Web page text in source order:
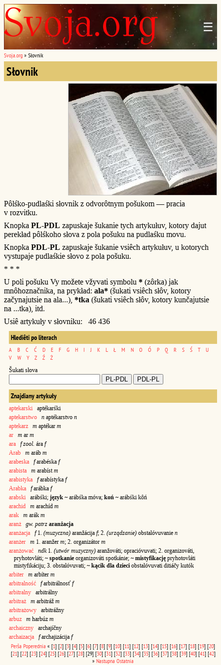
☰
Svoja.org » Słovnik
Słovnik
Pôlśko-pudlaśki słovnik z odvorôtnym pošukom — pracia
v rozvitku.
Knopka PL-PDL zapuskaje šukanie tych artykułuv, kotory dajut
perekład pôlśkoho słova z pola pošuku na pudlaśku movu.
Knopka PDL-PL zapuskaje šukanie vsiêch artykułuv, u kotorych
vystupaje pudlaśkie słovo z pola pošuku.
* * *
U poli pošuku Vy možete vžyvati symbolu * (zôrka) jak
mnôhoznačnika, na prykład: ala* (šukati vsiêch słôv, kotory
začynajutsie na ala...), *tka (šukati vsiêch słôv, kotory kunčajutsie
na ...tka), itd.
Usiê artykuły v słovniku: 46 436
Hlediêti po literach
A B C Ć D E F G H I J K L Ł M N O Ó P Q R S Ś T
U
V
W Y Z Ź Ż
Šukati słova
Znajdiany artykuły
aptekarski aptékarśki
aptekarstwo
n aptékarstvo n
aptekarz
m aptékar m
ar
m ar m
ara
f zool. ára f
Arab
m aráb m
arabeska
farabéska f
arabista
m arabíst m
arabistyka
farabístyka f
Arabka
farábka f
arabski arábśki; język ~ arábśka móva; koń ~ arábśki kôń
arachid
m arachíd m
arak
m arák m
aranż
gw. patrz aranżacja
aranżacja
f1. (muzyczna) aranžácija f; 2. (urządzanie) obstalóvuvanie n
aranżer
m 1. aranžer m; 2. organizátor m
aranżować
ndk1. (utwór muzyczny) aranžováti; opracióvuvati; 2. organizováti,
pryhotovláti; ~ spotkanie organizováti spotkánie; ~ mistyfikację pryhotovláti
mistyfikáciju; 3. obstalóvuvati; ~ kącik dla dzieci obstalóvuvati ditiáčy kutók
arbiter
m arbíter m
arbitralność
farbitrálnosť f
arbitralny arbitrálny
arbitraż
m arbitráž m
arbitrażowy arbitrážny
arbuz
m harbúz m
archaiczny archajíčny
archaizacja
farchajizácija f
Perša Poperednia « [1] [2] [3] [4] [5] [6] [7] [8] [9] [10] [11] [12] [13] [14] [15] [16] [17] [18] [19] [20]
[21] [22] [23] [24] [25] [26] [27] [28] [29] [30] [31] [32] [33] [34] [35] [36] [37] [38] [39] [40] [41] [42]
» Nastupna Ostatnia